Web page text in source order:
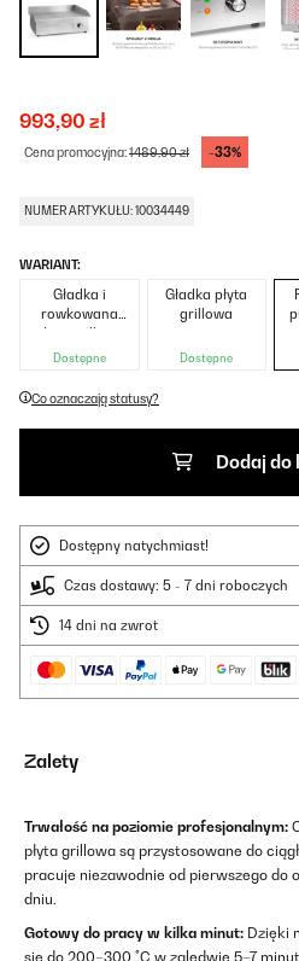
993,90 zł
Cena promocyjna:1489,90 zł -33%
NUMER ARTYKUŁU: 10034449
WARIANT:
Gładka i
rowkowana
płyta grillowa
Dostępne
Gładka płyta
grillowa
Dostępne
Co oznaczają statusy?
Dodaj do
Dostępny natychmiast!
Czas dostawy: 5 - 7 dni roboczych
14 dni na zwrot
Zalety
Trwałość na poziomie profesjonalnym:
płyta grillowa są przystosowane do
pracuje niezawodnie od pierwszego do
dniu.
Gotowy do pracy w kilka minut: Dzięki
się do 200–300 °C w zaledwie 5–7